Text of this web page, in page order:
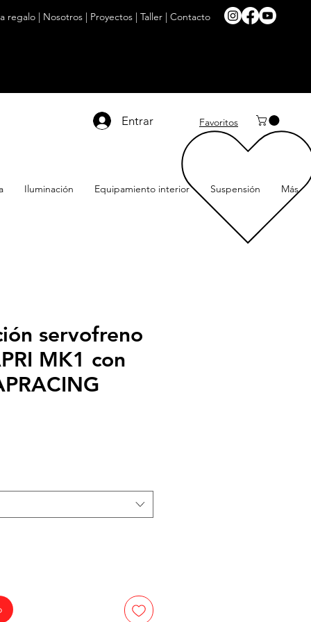
regalo | Nosotros | Proyectos | Taller | Contacto
Entrar Favoritos
Iluminación Equipamiento interior Suspensión Más
servofreno
MK1 con